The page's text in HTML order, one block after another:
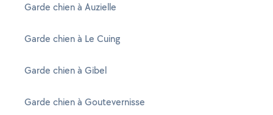
Garde chien à Auzielle
Garde chien à Le Cuing
Garde chien à Gibel
Garde chien à Goutevernisse